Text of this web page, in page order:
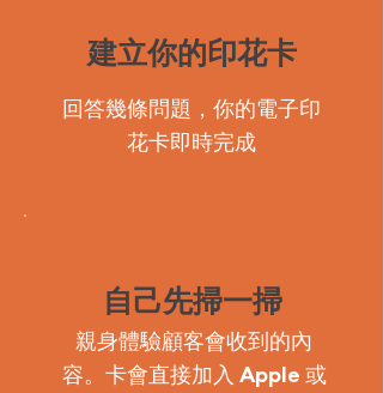
建立你的印花卡
回答幾條問題，你的電子印
花卡即時完成
自己先掃一掃
親身體驗顧客會收到的內
容。卡會直接加入 Apple 或